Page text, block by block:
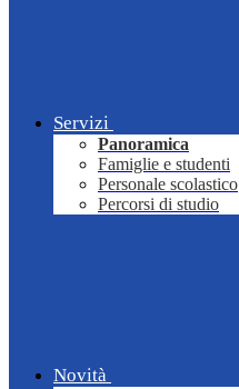
Servizi
Panoramica
Famiglie e studenti
Personale scolastico
Percorsi di studio
Novità